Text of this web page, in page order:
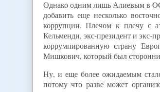
Однако одним лишь Алиевым в
добавить еще несколько
коррупции. Плечом к плечу с
Кельменди, экс-президент и
коррумпированную страну
Мишкович, который был
Ну, и еще более ожидаемым
потому что разве может